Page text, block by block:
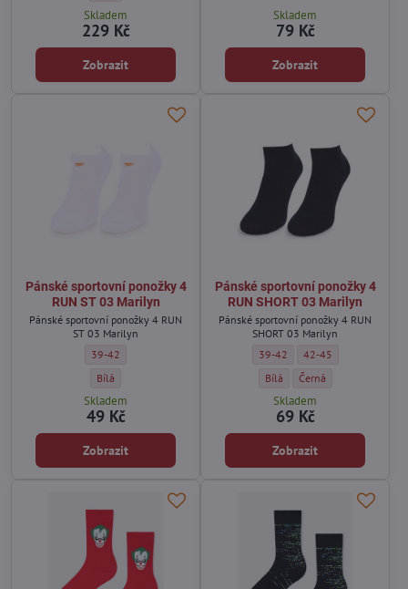
Skladem
229 Kč
Zobrazit
Skladem
79 Kč
Zobrazit
Pánské sportovní ponožky 4
RUN ST 03 Marilyn
Pánské sportovní ponožky 4 RUN
ST 03 Marilyn
Pánské sportovní ponožky 4 RUN ST 03 Marilyn - Velikost:
39-42
Pánské sportovní ponožky 4 RUN ST 03 Marilyn - Barva:
Bílá
Skladem
49 Kč
Zobrazit
Pánské sportovní ponožky 4
RUN SHORT 03 Marilyn
Pánské sportovní ponožky 4 RUN
SHORT 03 Marilyn
Pánské sportovní ponožky 4
39-42 Pánské sportovní
42-45
Pánské sportovní ponožky 4
Bílá Pánské sportovní
Černá
Skladem
69 Kč
Zobrazit